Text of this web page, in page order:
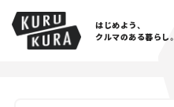
はじめよう、
クルマのある暮らし。